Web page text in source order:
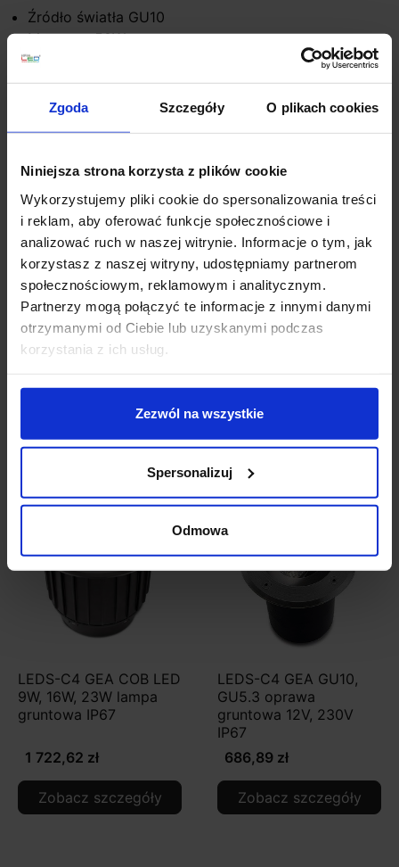
Zgoda Szczegóły O plikach cookies
Niniejsza strona korzysta z plików cookie
Wykorzystujemy pliki cookie do spersonalizowania treści
i reklam, aby oferować funkcje społecznościowe i
analizować ruch w naszej witrynie. Informacje o tym, jak
korzystasz z naszej witryny, udostępniamy partnerom
społecznościowym, reklamowym i analitycznym.
Partnerzy mogą połączyć te informacje z innymi danymi
otrzymanymi od Ciebie lub uzyskanymi podczas
korzystania z ich usług.
Zezwól na wszystkie
Spersonalizuj
Odmowa
Źródło światła GU10
Moc max 50W
Napięcie 230V
Wymiary 12cm x 12cm
Głębokość 17cm
Materiał stal nierdzewna 316, szkło
Sposób montażu podłoże do zabudowy
Producent LEDS-C4
Gwarancja 24 miesiące
Dodatkowe informacje:
Brak żarówki w komplecie
Zobacz także
LEDS-C4 GEA COB LED
9W, 16W, 23W lampa
gruntowa IP67
1 722,62 zł
Zobacz szczegóły
LEDS-C4 GEA GU10,
GU5.3 oprawa
gruntowa 12V, 230V
IP67
686,89 zł
Zobacz szczegóły